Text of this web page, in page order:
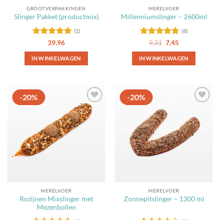
GROOTVERPAKKINGEN
Slinger Pakket (productmix)
Gewaardeerd
5uit 5
(1)
39,96
IN WINKELWAGEN
MERELVOER
Millenniumslinger – 2600ml
Gewaardeerd
5uit 5
(6)
9,31 Oorspronkelijke
prijs
was:
9,31.
7,45Huidige
is:
7,45.
IN WINKELWAGEN
-20%
Toevoegen
aan
favorieten
MERELVOER
Rozijnen Mixslinger met
Mezenbollen
-20%
aan
favorieten
MERELVOER
Zonnepitslinger – 1300 ml